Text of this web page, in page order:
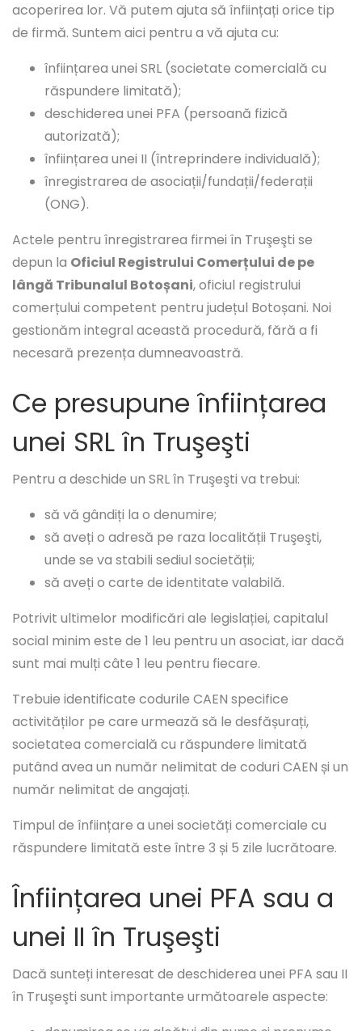
acoperirea lor. Vă putem ajuta să înființați orice tip
de firmă. Suntem aici pentru a vă ajuta cu:
înființarea unei SRL (societate comercială cu
răspundere limitată);
deschiderea unei PFA (persoană fizică
autorizată);
înființarea unei II (întreprindere individuală);
înregistrarea de asociații/fundații/federații
(ONG).
Actele pentru înregistrarea firmei în Truşeşti se
depun la Oficiul Registrului Comerțului de pe
lângă Tribunalul Botoșani, oficiul registrului
comerțului competent pentru județul Botoșani. Noi
gestionăm integral această procedură, fără a fi
necesară prezența dumneavoastră.
Ce presupune înființarea
unei SRL în Truşeşti
Pentru a deschide un SRL în Truşeşti va trebui:
să vă gândiți la o denumire;
să aveți o adresă pe raza localității Truşeşti,
unde se va stabili sediul societății;
să aveți o carte de identitate valabilă.
Potrivit ultimelor modificări ale legislației, capitalul
social minim este de 1 leu pentru un asociat, iar dacă
sunt mai mulți câte 1 leu pentru fiecare.
Trebuie identificate codurile CAEN specifice
activităților pe care urmează să le desfășurați,
societatea comercială cu răspundere limitată
putând avea un număr nelimitat de coduri CAEN și un
număr nelimitat de angajați.
Timpul de înființare a unei societăți comerciale cu
răspundere limitată este între 3 și 5 zile lucrătoare.
Înființarea unei PFA sau a
unei II în Truşeşti
Dacă sunteți interesat de deschiderea unei PFA sau II
în Truşeşti sunt importante următoarele aspecte: